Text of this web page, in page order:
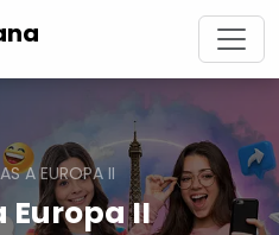
A EUROPA II
Europa II